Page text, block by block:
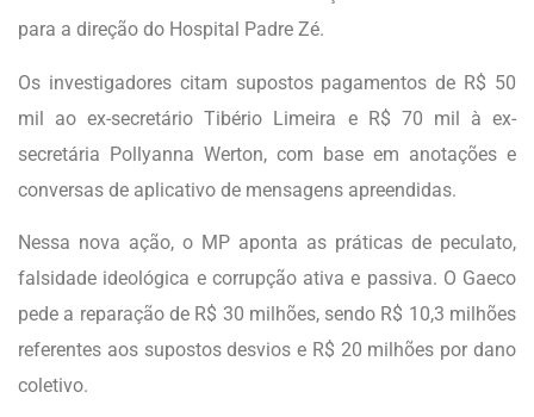
para a direção do Hospital Padre Zé.
Os investigadores citam supostos pagamentos de R$ 50
mil ao ex-secretário Tibério Limeira e R$ 70 mil à ex-
secretária Pollyanna Werton, com base em anotações e
conversas de aplicativo de mensagens apreendidas.
Nessa nova ação, o MP aponta as práticas de peculato,
falsidade ideológica e corrupção ativa e passiva. O Gaeco
pede a reparação de R$ 30 milhões, sendo R$ 10,3 milhões
referentes aos supostos desvios e R$ 20 milhões por dano
coletivo.